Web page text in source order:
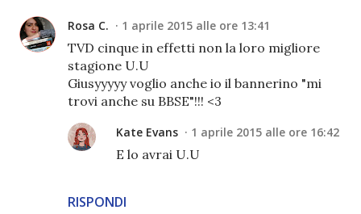
Rosa C. 1 aprile 2015 alle ore 13:41
TVD cinque in effetti non la loro migliore
stagione U.U
Giusyyyyy voglio anche io il bannerino "mi
trovi anche su BBSE"!!! <3
RISPONDI
Kate Evans 1 aprile 2015 alle ore 16:42
E lo avrai U.U